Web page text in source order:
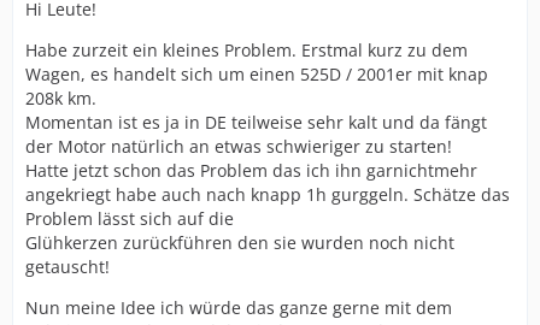
Hi Leute!
Habe zurzeit ein kleines Problem. Erstmal kurz zu dem
Wagen, es handelt sich um einen 525D / 2001er mit knap
208k km.
Momentan ist es ja in DE teilweise sehr kalt und da fängt
der Motor natürlich an etwas schwieriger zu starten!
Hatte jetzt schon das Problem das ich ihn garnichtmehr
angekriegt habe auch nach knapp 1h gurggeln. Schätze das
Problem lässt sich auf die
Glühkerzen zurückführen den sie wurden noch nicht
getauscht!
Nun meine Idee ich würde das ganze gerne mit dem